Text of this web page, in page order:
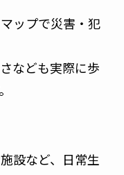
ップで災害・犯
なども実際に歩
設など、日常生